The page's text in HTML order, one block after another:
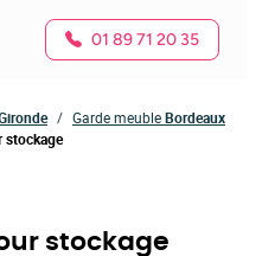
01 89 71 20 35
Garde meubleBordeaux
stockage
stockage